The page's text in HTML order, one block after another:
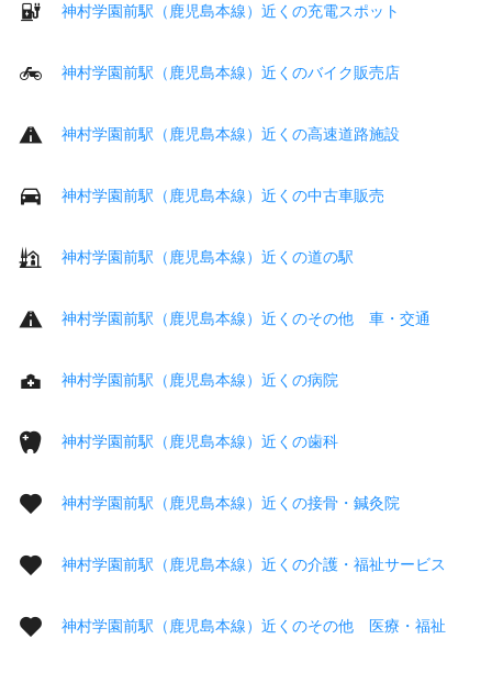
神村学園前駅（鹿児島本線）近くの充電スポット
神村学園前駅（鹿児島本線）近くのバイク販売店
神村学園前駅（鹿児島本線）近くの高速道路施設
神村学園前駅（鹿児島本線）近くの中古車販売
神村学園前駅（鹿児島本線）近くの道の駅
神村学園前駅（鹿児島本線）近くのその他 車・交通
神村学園前駅（鹿児島本線）近くの病院
神村学園前駅（鹿児島本線）近くの歯科
神村学園前駅（鹿児島本線）近くの接骨・鍼灸院
神村学園前駅（鹿児島本線）近くの介護・福祉サービス
神村学園前駅（鹿児島本線）近くのその他 医療・福祉